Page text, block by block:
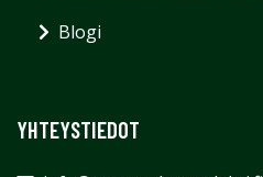
Blogi
YHTEYSTIEDOT